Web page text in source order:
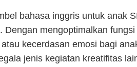
bahasa inggris untuk anak
Dengan mengoptimalkan
kecerdasan emosi bagi
jenis kegiatan kreatifitas